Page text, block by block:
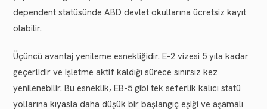
dependent statüsünde ABD devlet okullarına ücretsiz kayıt
olabilir.
Üçüncü avantaj yenileme esnekliğidir. E-2 vizesi 5 yıla kadar
geçerlidir ve işletme aktif kaldığı sürece sınırsız kez
yenilenebilir. Bu esneklik, EB-5 gibi tek seferlik kalıcı statü
yollarına kıyasla daha düşük bir başlangıç eşiği ve aşamalı